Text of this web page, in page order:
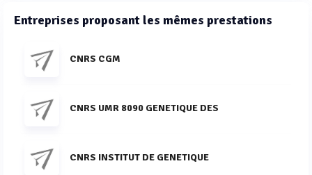
Entreprises proposant les mêmes prestations
CNRS CGM
CNRS UMR 8090 GENETIQUE DES
CNRS INSTITUT DE GENETIQUE